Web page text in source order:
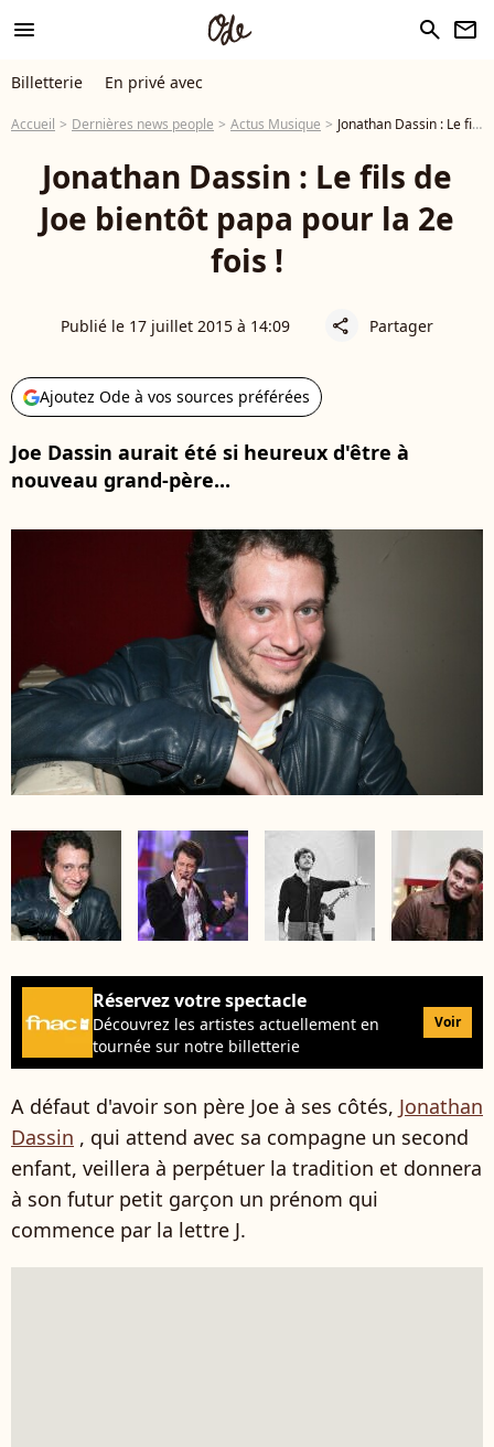
menu search newsletter
Billetterie En privé avec
Accueil Dernières news people Actus Musique Jonathan Dassin : Le fils de Joe bientôt papa pour la 2e fois !
Jonathan Dassin : Le fils de
Joe bientôt papa pour la 2e
fois !
Publié le 17 juillet 2015 à 14:09 share Partager
Ajoutez Ode à vos sources préférées
Joe Dassin aurait été si heureux d'être à
nouveau grand-père...
Réservez votre spectacle
Découvrez les artistes actuellement en
tournée sur notre billetterie
Voir
A défaut d'avoir son père Joe à ses côtés, Jonathan
Dassin , qui attend avec sa compagne un second
enfant, veillera à perpétuer la tradition et donnera
à son futur petit garçon un prénom qui
commence par la lettre J.